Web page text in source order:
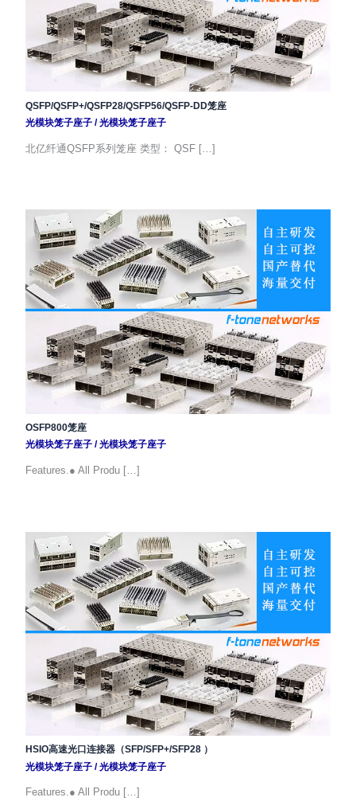
QSFP/QSFP+/QSFP28/QSFP56/QSFP-DD笼座
光模块笼子座子/光模块笼子座子
北亿纤通QSFP系列笼座 类型： QSF […]
OSFP800笼座
光模块笼子座子/光模块笼子座子
Features.● All Produ […]
HSIO高速光口连接器（SFP/SFP+/SFP28 ）
光模块笼子座子/光模块笼子座子
Features.● All Produ […]